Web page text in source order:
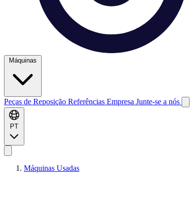
Máquinas
Peças de Reposição Referências Empresa Junte-se a nós
PT
Máquinas Usadas